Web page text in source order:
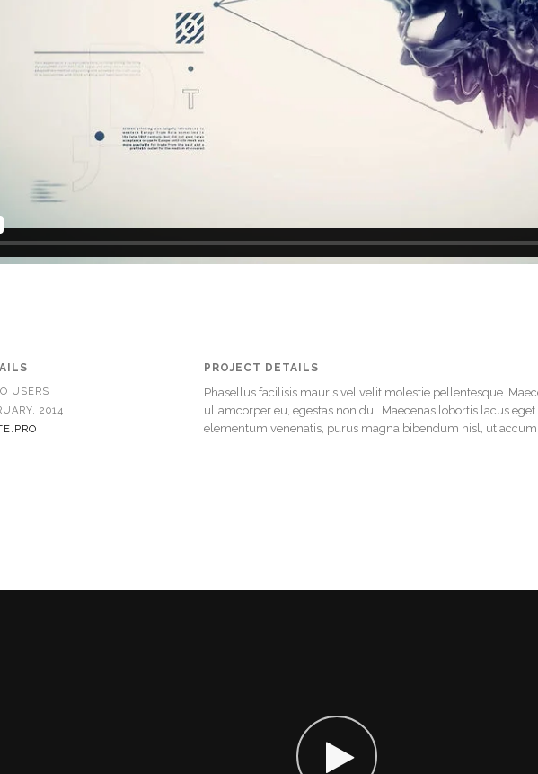
USERS
2014
PROJECT DETAILS
Phasellus facilisis mauris vel velit molestie pellentesque.
ullamcorper eu, egestas non dui. Maecenas lobortis lacus
elementum venenatis, purus magna bibendum nisl, ut